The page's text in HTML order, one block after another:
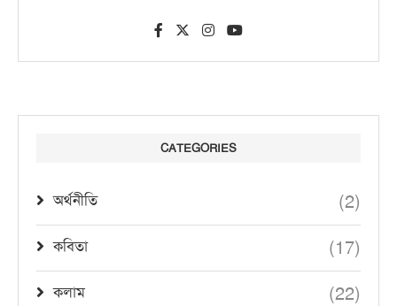
CATEGORIES
অর্থনীতি (2)
কবিতা (17)
কলাম (22)